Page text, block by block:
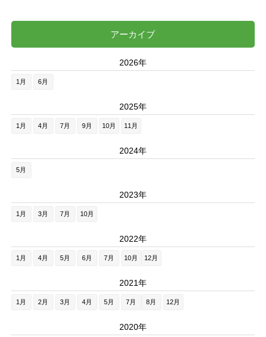
アーカイブ
2026年
1月 6月
2025年
1月 4月 7月 9月 10月 11月
2024年
5月
2023年
1月 3月 7月 10月
2022年
1月 4月 5月 6月 7月 10月 12月
2021年
1月 2月 3月 4月 5月 7月 8月 12月
2020年